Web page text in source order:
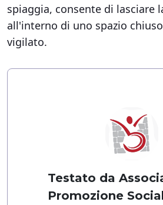
spiaggia, consente di lasciare
all'interno di uno spazio
vigilato.
Testato da
Promozione